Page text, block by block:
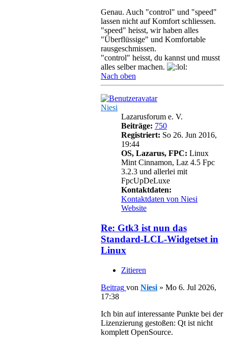
Genau. Auch "control" und "speed"
lassen nicht auf Komfort schliessen.
"speed" heisst, wir haben alles
"Überflüssige" und Komfortable
rausgeschmissen.
"control" heisst, du kannst und musst
alles selber machen.
Nach oben
Niesi
Lazarusforum e. V.
Beiträge: 750
Registriert: So 26. Jun 2016,
19:44
OS, Lazarus, FPC: Linux
Mint Cinnamon, Laz 4.5 Fpc
3.2.3 und allerlei mit
FpcUpDeLuxe
Kontaktdaten:
Kontaktdaten von Niesi
Website
Re: Gtk3 ist nun das
Standard-LCL-Widgetset in
Linux
Zitieren
Beitrag von Niesi » Mo 6. Jul 2026,
17:38
Ich bin auf interessante Punkte bei der
Lizenzierung gestoßen: Qt ist nicht
komplett OpenSource.